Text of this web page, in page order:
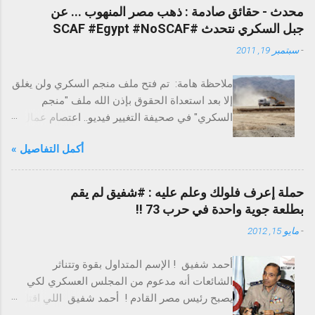
محدث - حقائق صادمة : ذهب مصر المنهوب ... عن
جبل السكري نتحدث #SCAF #Egypt #NoSCAF
-سبتمبر 19, 2011
ملاحظة هامة: تم فتح ملف منجم السكري ولن يغلق
إلا بعد استعداة الحقوق بإذن الله ملف "منجم
السكري" في صحيفة التغيير فيديو.. اعتصام عمال
السكري لاستخراج الذهب - ملف حقوق العمال
التغيير تكشف علاقة عدلي فايد بذهب مصر
المنهوب بالسكري إضراب لكل عمال منجم
السكري غدا ما هو جبل السكري ؟ جبل السكري هو
استخراج الذهب منه منذ عهد الفراعنة، وقد توقف
استغلاله عام 1958 لانعدام الجدوى الاقتصادية
لانخفاض تركيز الذهب في العروق الباقية بالنسبة
أكمل التفاصيل »
حملة إعرف فلولك وعلم عليه : #شفيق لم يقم
بطلعة جوية واحدة في حرب 73 !!
-مايو 15, 2012
أحمد شفيق ! الإسم المتداول بقوة وتتناثر
الشائعات أنه مدعوم من المجلس العسكري لكي
يصبح رئيس مصر القادم ! أحمد شفيق اللي اقتل